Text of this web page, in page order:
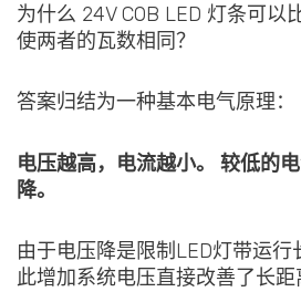
为什么 24V COB LED 灯条可以
使两者的瓦数相同？
答案归结为一种基本电气原理：
电压越高，电流越小。 较低的
降。
由于电压降是限制LED灯带运行
此增加系统电压直接改善了长距